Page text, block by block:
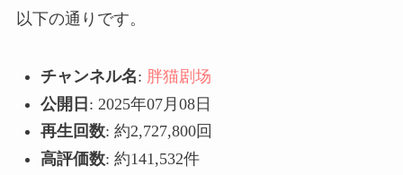
以下の通りです。
チャンネル名: 胖猫剧场
公開日 : 2025年07月08日
再生回数: 約2,727,800回
高評価数: 約141,532件